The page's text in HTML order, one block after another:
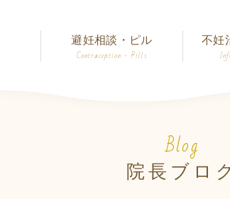
避妊相談・ピル
Contraception · Pills
不妊
Blog
院長ブロ